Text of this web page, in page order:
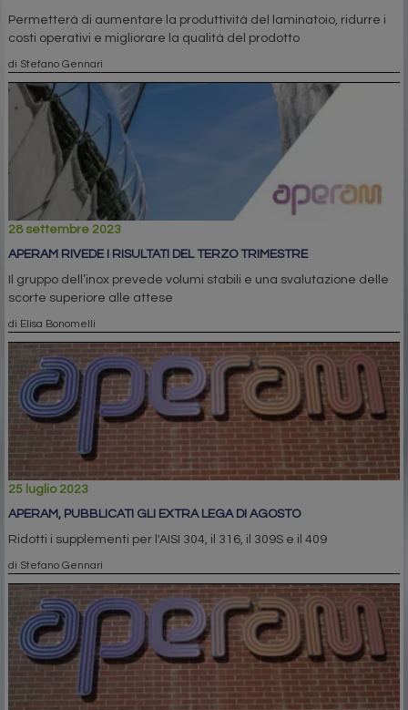
Permetterà di aumentare la produttività del laminatoio, ridurre i
costi operativi e migliorare la qualità del prodotto
di Stefano Gennari
28 settembre 2023
APERAM RIVEDE I RISULTATI DEL TERZO TRIMESTRE
Il gruppo dell’inox prevede volumi stabili e una svalutazione delle
scorte superiore alle attese
di Elisa Bonomelli
25 luglio 2023
APERAM, PUBBLICATI GLI EXTRA LEGA DI AGOSTO
Ridotti i supplementi per l'AISI 304, il 316, il 309S e il 409
di Stefano Gennari